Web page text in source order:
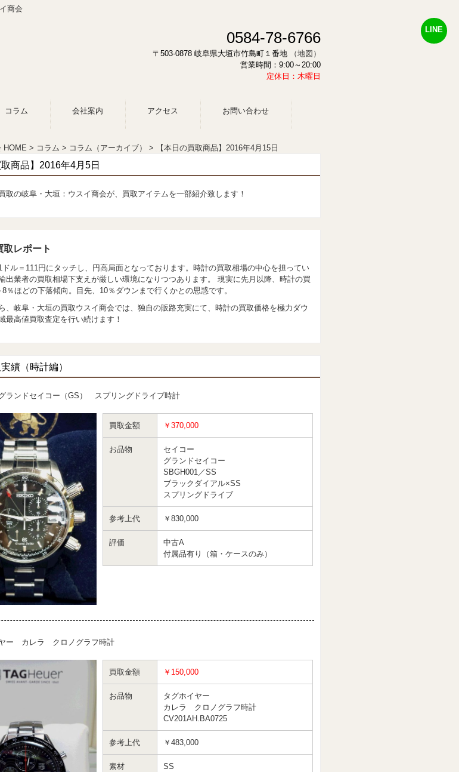
商会
0584-78-6766
〒503-0878 岐阜県大垣市竹島町１番地
（地図）
営業時間：9:00～20:00
定休日：木曜日
コラム 会社案内 アクセス お問い合わせ
HOME コラム コラム（アーカイブ） 【本日の買取商品】2016年4月15日
取商品】2016年4月5日
取の岐阜・大垣：ウスイ商会が、買取アイテムを一部紹介致します！
取レポート
ドル＝111円にタッチし、円高局面となっております。時計の買取相場の中心を担ってい
出業者の買取相場下支えが厳しい環境になりつつあります。 現実に先月以降、時計の買
％ほどの下落傾向。目先、10％ダウンまで行くかとの思惑です。
、岐阜・大垣の買取ウスイ商会では、独自の販路充実にて、時計の買取価格を極力ダウ
最高値買取査定を行い続けます！
績（時計編）
ランドセイコー（GS） スプリングドライブ時計
買取金額 ￥370,000
お品物
セイコー
グランドセイコー
SBGH001／SS
ブラックダイアル×SS
スプリングドライブ
参考上代 ￥830,000
評価
中古A
付属品有り（箱・ケースのみ）
ー カレラ クロノグラフ時計
買取金額 ￥150,000
お品物
タグホイヤー
カレラ クロノグラフ時計
CV201AH.BA0725
参考上代 ￥483,000
素材 SS
LINE